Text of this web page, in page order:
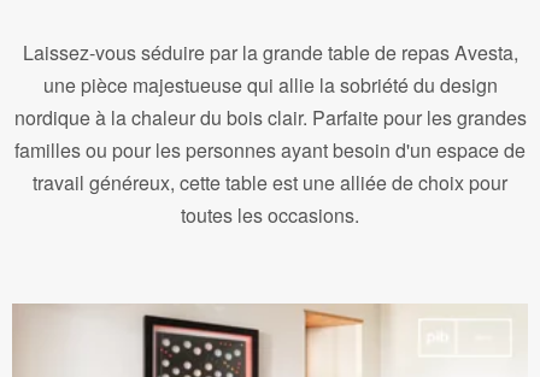
Laissez-vous séduire par la grande table de repas Avesta,
une pièce majestueuse qui allie la sobriété du design
nordique à la chaleur du bois clair. Parfaite pour les grandes
familles ou pour les personnes ayant besoin d'un espace de
travail généreux, cette table est une alliée de choix pour
toutes les occasions.